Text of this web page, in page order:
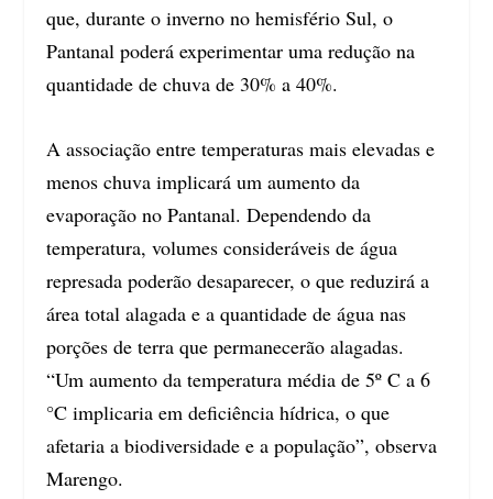
que, durante o inverno no hemisfério Sul, o
Pantanal poderá experimentar uma redução na
quantidade de chuva de 30% a 40%.
A associação entre temperaturas mais elevadas e
menos chuva implicará um aumento da
evaporação no Pantanal. Dependendo da
temperatura, volumes consideráveis de água
represada poderão desaparecer, o que reduzirá a
área total alagada e a quantidade de água nas
porções de terra que permanecerão alagadas.
“Um aumento da temperatura média de 5º C a 6
°C implicaria em deficiência hídrica, o que
afetaria a biodiversidade e a população”, observa
Marengo.